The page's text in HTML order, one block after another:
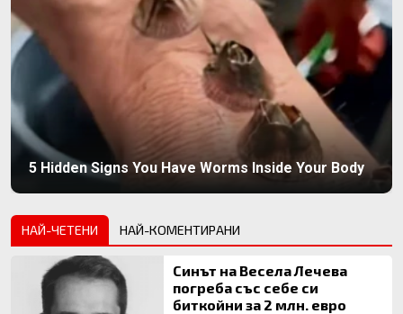
5 Hidden Signs You Have Worms Inside Your Body
НАЙ-ЧЕТЕНИ НАЙ-КОМЕНТИРАНИ
Синът на Весела Лечева
погреба със себе си
биткойни за 2 млн. евро